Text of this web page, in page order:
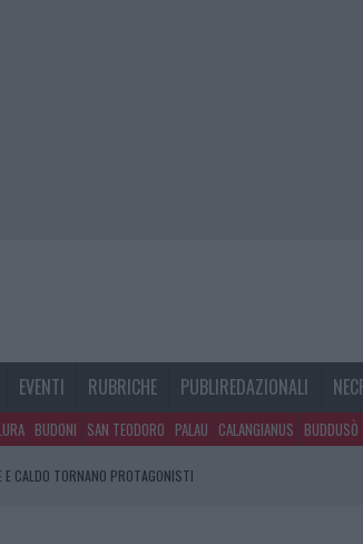
EVENTI RUBRICHE PUBLIREDAZIONALI
BUDONI SAN TEODORO PALAU CALANGIANUS BUDDUSÒ
E CALDO TORNANO PROTAGONISTI